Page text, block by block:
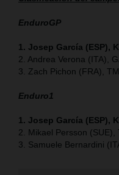
EnduroGP
1. Josep García (ESP),
2. Andrea Verona (ITA),
3. Zach Pichon (FRA),
Enduro1
1. Josep García (ESP),
2. Mikael Persson (SUE),
3. Samuele Bernardini